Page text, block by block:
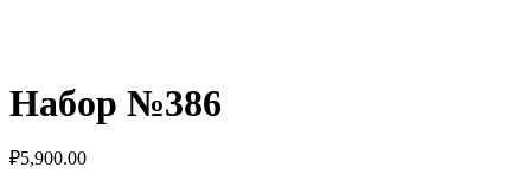
Набор №386
₽5,900.00